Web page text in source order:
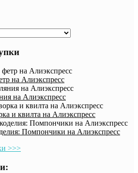
на Алиэкспресс
на Алиэкспресс
и квилта на Алиэкспресс
Помпончики на Алиэкспресс
>>>